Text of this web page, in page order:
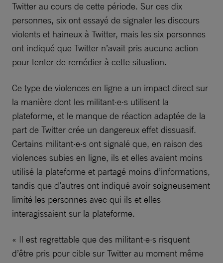
Twitter au cours de cette période. Sur ces dix
personnes, six ont essayé de signaler les discours
violents et haineux à Twitter, mais les six personnes
ont indiqué que Twitter n’avait pris aucune action
pour tenter de remédier à cette situation.
Ce type de violences en ligne a un impact direct sur
la manière dont les militant·e·s utilisent la
plateforme, et le manque de réaction adaptée de la
part de Twitter crée un dangereux effet dissuasif.
Certains militant·e·s ont signalé que, en raison des
violences subies en ligne, ils et elles avaient moins
utilisé la plateforme et partagé moins d’informations,
tandis que d’autres ont indiqué avoir soigneusement
limité les personnes avec qui ils et elles
interagissaient sur la plateforme.
« Il est regrettable que des militant·e·s risquent
d’être pris pour cible sur Twitter au moment même